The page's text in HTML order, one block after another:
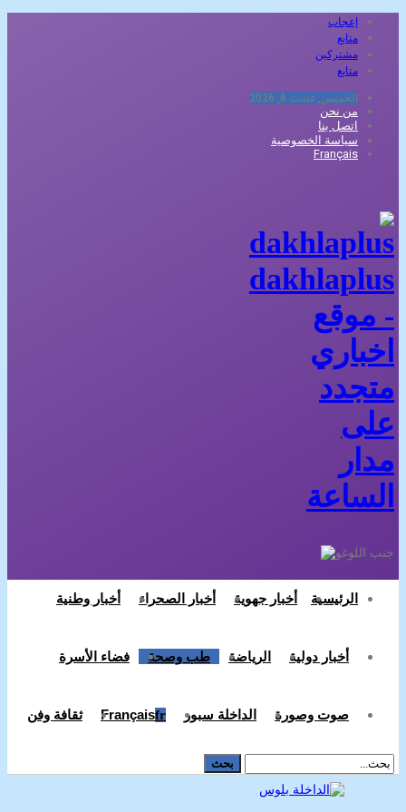
إعجاب
متابع
مشتركين
متابع
الخميس, غشت 6, 2026
من نحن
اتصل بنا
سياسة الخصوصية
Français
dakhlaplus
- موقع
اخباري
متجدد
على
مدار
الساعة
الرئيسية أخبار جهوية أخبار الصحراء أخبار وطنية
أخبار دولية الرياضة طب وصحة فضاء الأسرة
صوت وصورة الداخلة سبور FrançaisFr ثقافة وفن